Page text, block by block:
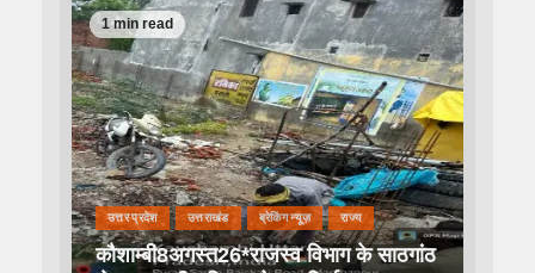
1 min read
उत्तर प्रदेश उत्तराखंड ब्रेकिंग न्यूज़ राज्य
कौशाम्बी8अगस्त26*राजस्व विभाग के साठगांठ